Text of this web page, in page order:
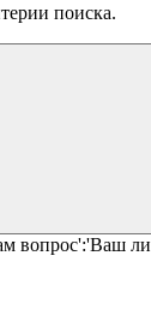
поиска.
вопрос':'Ваш